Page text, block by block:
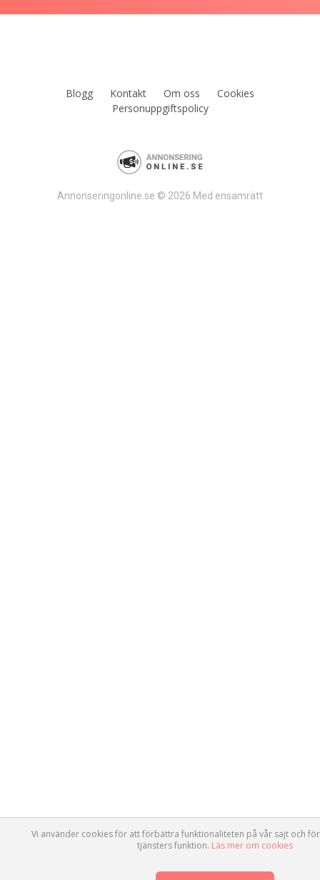
Vi använder cookies för att förbättra funktionaliteten på vår sajt och
tjänsters funktion. Läs mer om cookies
Blogg Kontakt Om oss
Cookies
Personuppgiftspolicy
Annonseringonline.se © 2026 Med ensamrätt